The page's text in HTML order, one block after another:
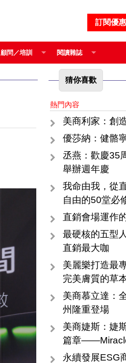
訂閱優惠
顧問／培訓 閱讀雜誌
猜你喜歡
熱門內容
美商利家：創
優莎納：健骼
丞燕：歡慶35
舉辦週年慶
我命由我，從
自由的50堂必
直銷會場運作
最硬核的五型
直銷最大咖
美麗樂打造最
完美膚質的草
美商慕立達：
州隆重登場
美商婕斯：婕斯大學 閱
篇章
永續發展ESG商業模